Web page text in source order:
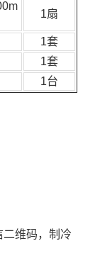
1扇
1套
1套
1台
二维码，制冷